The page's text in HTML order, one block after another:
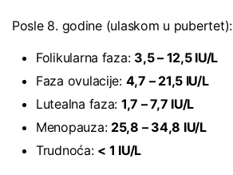
Posle 8. godine (ulaskom u pubertet):
Folikularna faza: 3,5 – 12,5 IU/L
Faza ovulacije: 4,7 – 21,5 IU/L
Lutealna faza: 1,7 – 7,7 IU/L
Menopauza: 25,8 – 34,8 IU/L
Trudnoća: < 1 IU/L